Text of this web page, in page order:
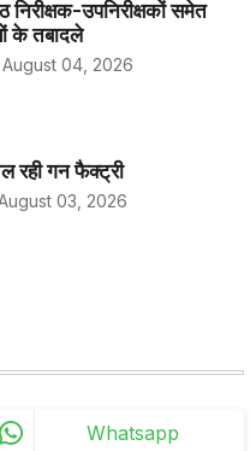
उपनिरीक्षकों समेत
के तबादले
04, 2026
रही गन फैक्ट्री
03, 2026
Whatsapp